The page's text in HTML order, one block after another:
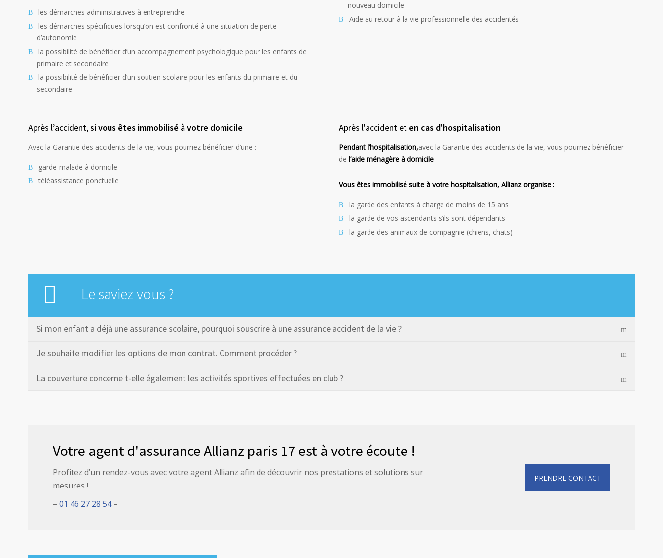
les démarches administratives à entreprendre
les démarches spécifiques lorsqu’on est confronté à une situation de perte
d’autonomie
la possibilité de bénéficier d’un accompagnement psychologique pour les enfants de
primaire et secondaire
la possibilité de bénéficier d’un soutien scolaire pour les enfants du primaire et du
secondaire
nouveau domicile
Aide au retour à la vie professionnelle des accidentés
Après l’accident,si vous êtes immobilisé à votre domicile
Avec la Garantie des accidents de la vie, vous pourriez bénéficier d’une :
garde-malade à domicile
téléassistance ponctuelle
Après l'accident et en cas d'hospitalisation
Pendant l’hospitalisation,avec la Garantie des accidents de la vie, vous pourriez bénéficier
de l’aide ménagère à domicile
Vous êtes immobilisé suite à votre hospitalisation, Allianz organise :
la garde des enfants à charge de moins de 15 ans
la garde de vos ascendants s’ils sont dépendants
la garde des animaux de compagnie (chiens, chats)
Le saviez vous ?
Si mon enfant a déjà une assurance scolaire, pourquoi souscrire à une assurance accident de la vie ?
Je souhaite modifier les options de mon contrat. Comment procéder ?
La couverture concerne t-elle également les activités sportives effectuées en club ?
Votre agent d'assurance Allianz paris 17 est à votre écoute !
Profitez d’un rendez-vous avec votre agent Allianz afin de découvrir nos prestations et solutions sur
mesures !
– 01 46 27 28 54–
PRENDRE CONTACT